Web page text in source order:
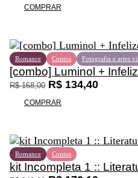
$
0
,
0
0
.
COMPRAR
Contos Fotografia e artes
Romance
[combo] Luminol +
R$168,00 O
p
r
o
o
r
R$ 134,40O
o
t
COMPRAR
Contos
Romance
kit Incompleta 1 ::